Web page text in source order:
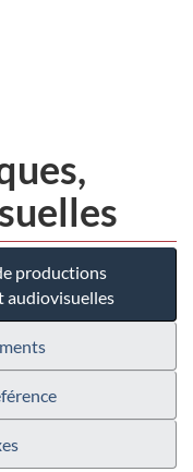
productions
audiovisuelles